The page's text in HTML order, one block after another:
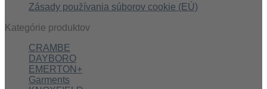
Zásady používania súborov cookie (EÚ)
Kategórie produktov
CRAMBE
DAYBORO
EMERTON+
Garments